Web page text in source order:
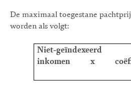
De maximaal toegestane
worden als volgt:
Niet-
inkomen
x